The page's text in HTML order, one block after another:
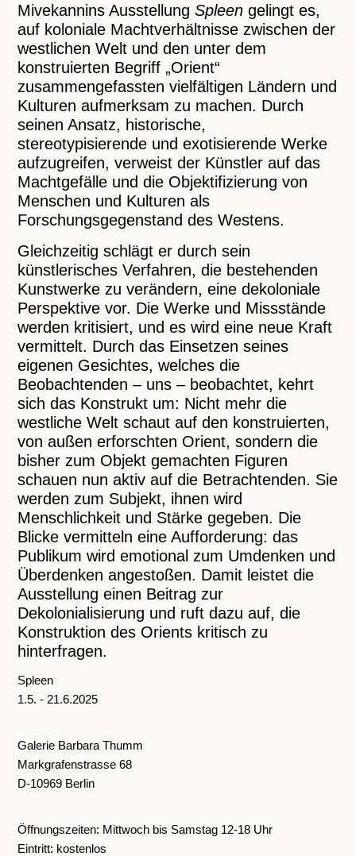
Mivekannins AusstellungSpleen gelingt es,
auf koloniale Machtverhältnisse zwischen der
westlichen Welt und den unter dem
konstruierten Begriff „Orient“
zusammengefassten vielfältigen Ländern und
Kulturen aufmerksam zu machen. Durch
seinen Ansatz, historische,
stereotypisierende und exotisierende Werke
aufzugreifen, verweist der Künstler auf das
Machtgefälle und die Objektifizierung von
Menschen und Kulturen als
Forschungsgegenstand des Westens.
Gleichzeitig schlägt er durch sein
künstlerisches Verfahren, die bestehenden
Kunstwerke zu verändern, eine dekoloniale
Perspektive vor. Die Werke und Missstände
werden kritisiert, und es wird eine neue Kraft
vermittelt. Durch das Einsetzen seines
eigenen Gesichtes, welches die
Beobachtenden – uns – beobachtet, kehrt
sich das Konstrukt um: Nicht mehr die
westliche Welt schaut auf den konstruierten,
von außen erforschten Orient, sondern die
bisher zum Objekt gemachten Figuren
schauen nun aktiv auf die Betrachtenden. Sie
werden zum Subjekt, ihnen wird
Menschlichkeit und Stärke gegeben. Die
Blicke vermitteln eine Aufforderung: das
Publikum wird emotional zum Umdenken und
Überdenken angestoßen. Damit leistet die
Ausstellung einen Beitrag zur
Dekolonialisierung und ruft dazu auf, die
Konstruktion des Orients kritisch zu
hinterfragen.
Spleen
1.5. - 21.6.2025
Galerie Barbara Thumm
Markgrafenstrasse 68
D-10969 Berlin
Öffnungszeiten: Mittwoch bis Samstag 12-18 Uhr
Eintritt: kostenlos